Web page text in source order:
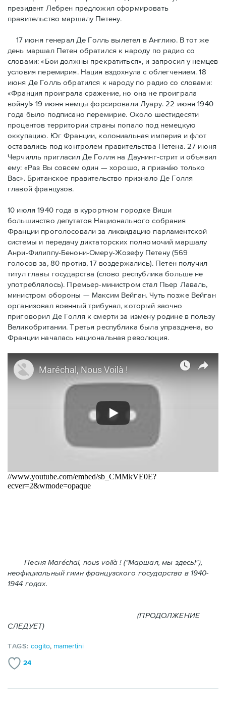
президент Лебрен предложил сформировать
правительство маршалу Петену.
17 июня генерал Де Голль вылетел в Англию. В тот же
день маршал Петен обратился к народу по радио со
словами: «Бои должны прекратиться», и запросил у немцев
условия перемирия. Нация вздохнула с облегчением. 18
июня Де Голль обратился к народу по радио со словами:
«Франция проиграла сражение, но она не проиграла
войну!» 19 июня немцы форсировали Луару. 22 июня 1940
года было подписано перемирие. Около шестидесяти
процентов территории страны попало под немецкую
оккупацию. Юг Франции, колониальная империя и флот
оставались под контролем правительства Петена. 27 июня
Черчилль пригласил Де Голля на Даунинг-стрит и объявил
ему: «Раз Вы совсем один — хорошо, я признáю только
Вас». Британское правительство признало Де Голля
главой французов.
10 июля 1940 года в курортном городке Виши
большинство депутатов Национального собрания
Франции проголосовали за ликвидацию парламентской
системы и передачу диктаторских полномочий маршалу
Анри-Филиппу-Бенони-Омеру-Жозефу Петену (569
голосов за, 80 против, 17 воздержались). Петен получил
титул главы государства (слово республика больше не
употреблялось). Премьер-министром стал Пьер Лаваль,
министром обороны — Максим Вейган. Чуть позже Вейган
организовал военный трибунал, который заочно
приговорил Де Голля к смерти за измену родине в пользу
Великобритании. Третья республика была упразднена, во
Франции началась национальная революция.
Песня Maréchal, nous voilà ! ("Маршал, мы здесь!"),
неофициальный гимн французского государства в 1940-
1944 годах.
(ПРОДОЛЖЕНИЕ
СЛЕДУЕТ)
TAGS:cogito, mamertini
24